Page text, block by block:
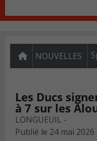
NOUVELLES
Les Ducs
à 7 sur les
LONGUEUIL -
Publié le 24 mai 2026